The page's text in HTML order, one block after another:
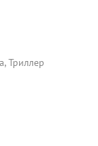
Триллер